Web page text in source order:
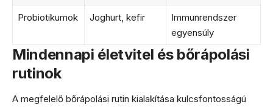
Probiotikumok Joghurt, kefir
Immunrendszer
egyensúly
Mindennapi életvitel és bőrápolási
rutinok
A megfelelő bőrápolási rutin kialakítása kulcsfontosságú